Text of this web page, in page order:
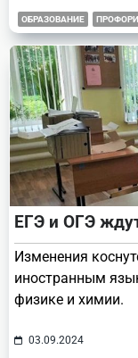
ОБРАЗОВАНИЕ
ЕГЭ и ОГЭ
Изменения
иностранным
физике и химии.
03.09.2024